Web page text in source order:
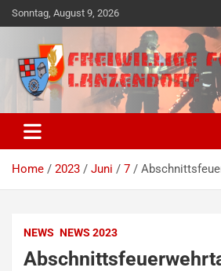
Skip
to
Sonntag, August 9, 2026
Freiwillige
Lanzendorf
Freiwillige Ehrensache seit 1890
Home 2023 Juni 7
NEWS NEWS 2023